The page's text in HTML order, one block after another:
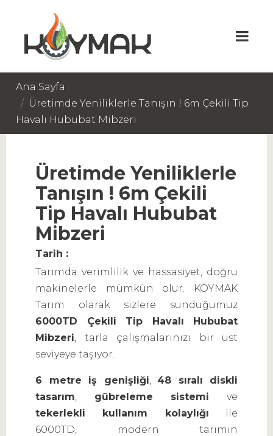
Ana Sayfa
Üretimde Yeniliklerle Tanışın ! 6m Çekili Tip
Havalı Hububat Mibzeri
Üretimde Yeniliklerle
Tanışın ! 6m Çekili
Tip Havalı Hububat
Mibzeri
Tarih :
Tarımda verimlilik ve hassasiyet, doğru
makinelerle mümkün olur. KÖYMAK
Tarım olarak sizlere sunduğumuz
6000TD Çekili Tip Havalı Hububat
Mibzeri, tarla çalışmalarınızı bir üst
seviyeye taşıyor.
6 metre iş genişliği, 48 sıralı diskli
tasarım, gübreleme sistemi ve
tekerlekli kullanım kolaylığı ile
6000TD, modern tarımın